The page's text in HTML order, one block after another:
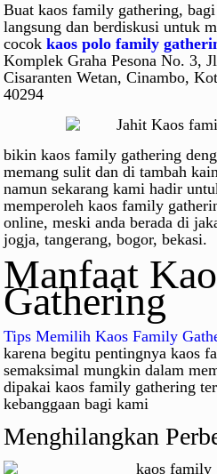
Buat kaos family gathering,
langsung dan berdiskusi untuk
cocokkaos polo family
Komplek Graha Pesona No. 3,
Cisaranten Wetan, Cinambo,
40294
bikin kaos family gathering
memang sulit dan di tambah
namun sekarang kami hadir
memperoleh kaos family
online, meski anda berada di
jogja, tangerang, bogor, bekasi.
Manfaat
Gathering
Tips Memilih Kaos Family
karena begitu pentingnya kaos
semaksimal mungkin dalam
dipakai kaos family gathering
kebanggaan bagi kami
Menghilangkan